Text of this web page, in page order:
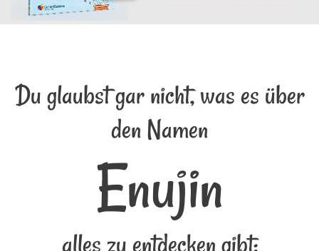
Du glaubst gar nicht, was es über
den Namen
Enujin